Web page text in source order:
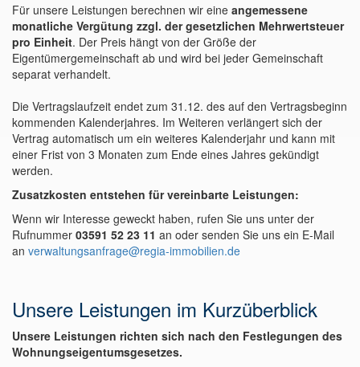
Für unsere Leistungen berechnen wir eine angemessene
monatliche Vergütung zzgl. der gesetzlichen Mehrwertsteuer
pro Einheit. Der Preis hängt von der Größe der
Eigentümergemeinschaft ab und wird bei jeder Gemeinschaft
separat verhandelt.
Die Vertragslaufzeit endet zum 31.12. des auf den Vertragsbeginn
kommenden Kalenderjahres. Im Weiteren verlängert sich der
Vertrag automatisch um ein weiteres Kalenderjahr und kann mit
einer Frist von 3 Monaten zum Ende eines Jahres gekündigt
werden.
Zusatzkosten entstehen für vereinbarte Leistungen:
Wenn wir Interesse geweckt haben, rufen Sie uns unter der
Rufnummer 03591 52 23 11 an oder senden Sie uns ein E-Mail
an verwaltungsanfrage@regia-immobilien.de
Unsere Leistungen im Kurzüberblick
Unsere Leistungen richten sich nach den Festlegungen des
Wohnungseigentumsgesetzes.